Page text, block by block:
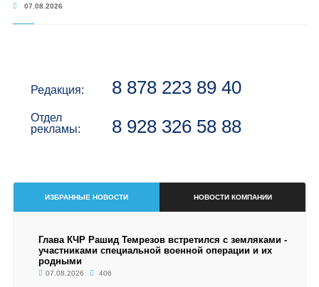
07.08.2026
Редакция: 8 878 223 89 40
Отдел
рекламы:
8 928 326 58 88
ИЗБРАННЫЕ НОВОСТИ НОВОСТИ КОМПАНИИ
Глава КЧР Рашид Темрезов встретился с земляками -
участниками специальной военной операции и их
родными
07.08.2026 406